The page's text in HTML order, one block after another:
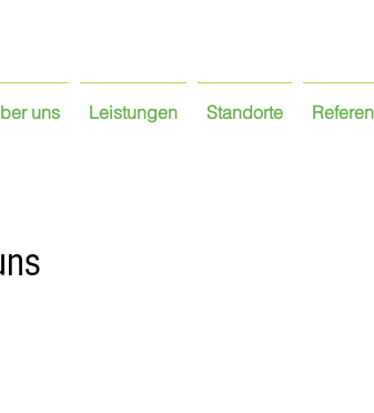
uns Leistungen Standorte